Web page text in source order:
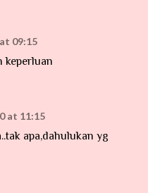
09:15
keperluan
at 11:15
apa,dahulukan yg